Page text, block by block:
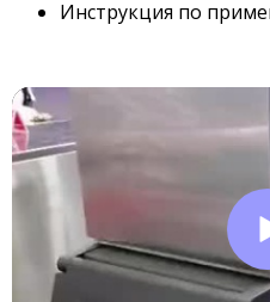
Инструкция по